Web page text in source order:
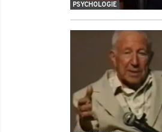
PSYCHOLOGIE